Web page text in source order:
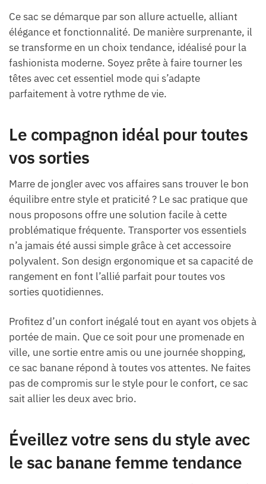
Ce sac se démarque par son allure actuelle, alliant
élégance et fonctionnalité. De manière surprenante, il
se transforme en un choix tendance, idéalisé pour la
fashionista moderne. Soyez prête à faire tourner les
têtes avec cet essentiel mode qui s’adapte
parfaitement à votre rythme de vie.
Le compagnon idéal pour toutes
vos sorties
Marre de jongler avec vos affaires sans trouver le bon
équilibre entre style et praticité ? Le sac pratique que
nous proposons offre une solution facile à cette
problématique fréquente. Transporter vos essentiels
n’a jamais été aussi simple grâce à cet accessoire
polyvalent. Son design ergonomique et sa capacité de
rangement en font l’allié parfait pour toutes vos
sorties quotidiennes.
Profitez d’un confort inégalé tout en ayant vos objets à
portée de main. Que ce soit pour une promenade en
ville, une sortie entre amis ou une journée shopping,
ce sac banane répond à toutes vos attentes. Ne faites
pas de compromis sur le style pour le confort, ce sac
sait allier les deux avec brio.
Éveillez votre sens du style avec
le sac banane femme tendance